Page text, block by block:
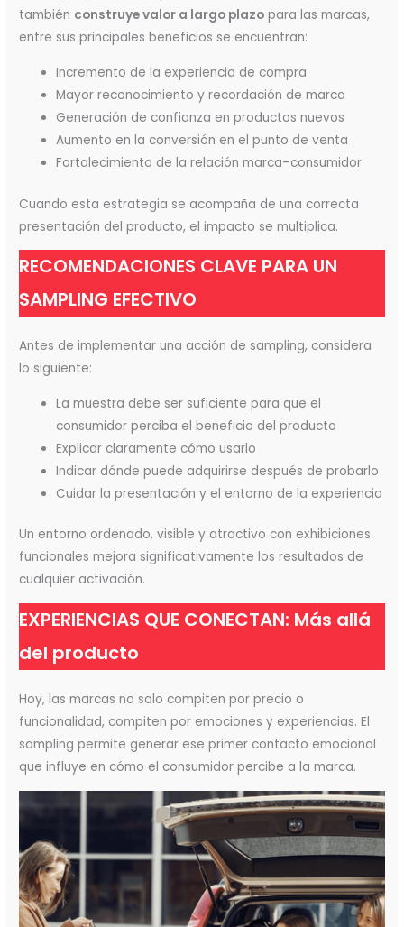
también construye valor a largo plazo para las marcas,
entre sus principales beneficios se encuentran:
Incremento de la experiencia de compra
Mayor reconocimiento y recordación de marca
Generación de confianza en productos nuevos
Aumento en la conversión en el punto de venta
Fortalecimiento de la relación marca–consumidor
Cuando esta estrategia se acompaña de una correcta
presentación del producto, el impacto se multiplica.
RECOMENDACIONES CLAVE PARA UN
SAMPLING EFECTIVO
Antes de implementar una acción de sampling, considera
lo siguiente:
La muestra debe ser suficiente para que el
consumidor perciba el beneficio del producto
Explicar claramente cómo usarlo
Indicar dónde puede adquirirse después de probarlo
Cuidar la presentación y el entorno de la experiencia
Un entorno ordenado, visible y atractivo con exhibiciones
funcionales mejora significativamente los resultados de
cualquier activación.
EXPERIENCIAS QUE CONECTAN: Más allá
del producto
Hoy, las marcas no solo compiten por precio o
funcionalidad, compiten por emociones y experiencias. El
sampling permite generar ese primer contacto emocional
que influye en cómo el consumidor percibe a la marca.